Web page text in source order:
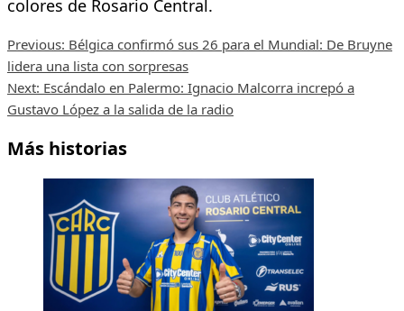
colores de Rosario Central.
Post
navigation
Previous: Bélgica confirmó sus 26 para el Mundial: De Bruyne
lidera una lista con sorpresas
Next: Escándalo en Palermo: Ignacio Malcorra increpó a
Gustavo López a la salida de la radio
Más historias